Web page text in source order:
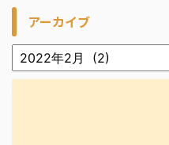
アーカイブ